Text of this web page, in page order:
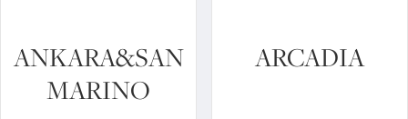
ANKARA&SAN
MARINO
ARCADIA